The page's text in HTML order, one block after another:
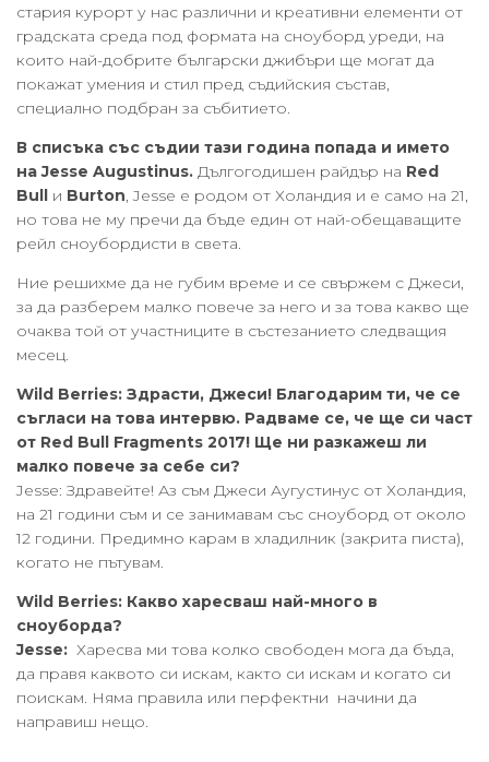
стария курорт у нас различни и креативни елементи от
градската среда под формата на сноуборд уреди, на
които най-добрите български джибъри ще могат да
покажат умения и стил пред съдийския състав,
специално подбран за събитието.
В списъка със съдии тази година попада и името
на Jesse Augustinus. Дългогодишен райдър на Red
Bull и Burton, Jesse е родом от Холандия и е само на 21,
но това не му пречи да бъде един от най-обещаващите
рейл сноубордисти в света.
Ние решихме да не губим време и се свържем с Джеси,
за да разберем малко повече за него и за това какво ще
очаква той от участниците в състезанието следващия
месец.
Wild Berries: Здрасти, Джеси! Благодарим ти, че се
съгласи на това интервю. Радваме се, че ще си част
от Red Bull Fragments 2017! Ще ни разкажеш ли
малко повече за себе си?
Jesse: Здравейте! Аз съм Джеси Аугустинус от Холандия,
на 21 години съм и се занимавам със сноуборд от около
12 години. Предимно карам в хладилник (закрита писта),
когато не пътувам.
Wild Berries: Какво харесваш най-много в
сноуборда?
Jesse: Харесва ми това колко свободен мога да бъда,
да правя каквото си искам, както си искам и когато си
поискам. Няма правила или перфектни начини да
направиш нещо.